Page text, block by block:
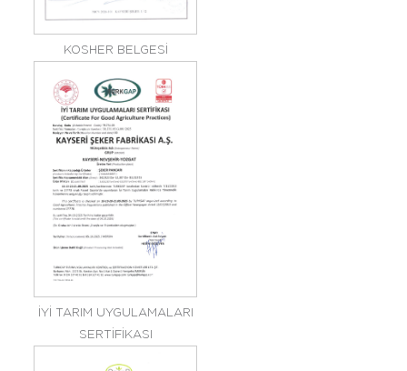
KOSHER BELGESİ
İYİ TARIM UYGULAMALARI
SERTİFİKASI